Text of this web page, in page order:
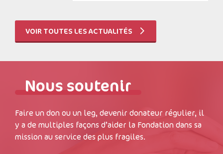
VOIR TOUTES LES ACTUALITÉS
Nous soutenir
Faire un don ou un leg, devenir donateur régulier, il
y a de multiples façons d’aider la Fondation dans sa
mission au service des plus fragiles.